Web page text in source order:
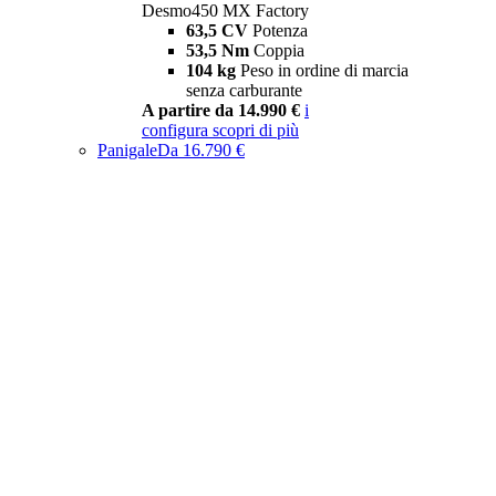
Desmo450 MX Factory
63,5 CV Potenza
53,5 Nm Coppia
104 kg Peso in ordine di marcia
senza carburante
A partire da 14.990 € i
configura scopri di più
PanigaleDa 16.790 €